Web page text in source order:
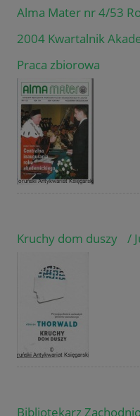
Alma Mater nr 4/53
2004 Kwartalnik
Praca zbiorowa
Kruchy dom duszy /
Bibliotekarz